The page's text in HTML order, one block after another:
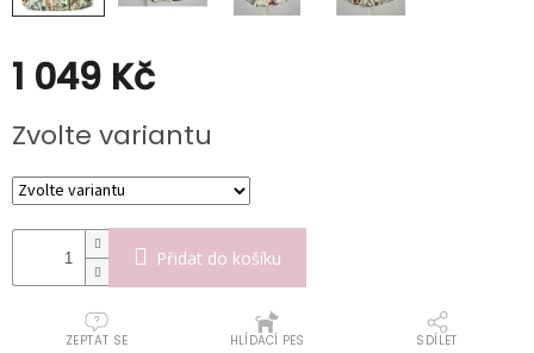
1 049 Kč
cena:
Zvolte variantu
Přidat do košíku
ZEPTAT SE HLÍDACÍ PES SDÍLET